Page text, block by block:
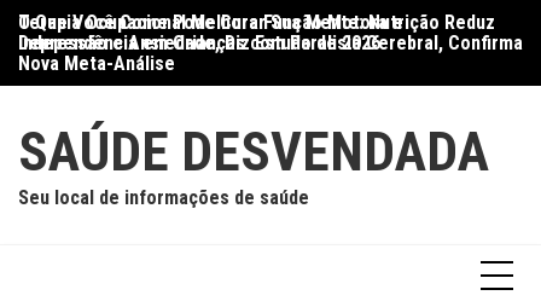
para
conteúdo
O Que Você Come Pode Curar Sua Mente: Nutrição Reduz
Depressão e Ansiedade, Diz Estudo de 2026
Terapia Ocupacional Melhora Função Motora e
Independência em Crianças com Paralisia Cerebral, Confirma
Nova Meta-Análise
SAÚDE DESVENDADA
Seu local de informações de saúde